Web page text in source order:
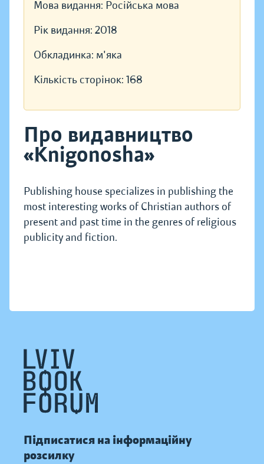
Мова видання: Російська мова
Рік видання: 2018
Обкладинка: м'яка
Кількість сторінок: 168
Про видавництво
«Knigonosha»
Publishing house specializes in publishing the
most interesting works of Christian authors of
present and past time in the genres of religious
publicity and fiction.
Підписатися на інформаційну
розсилку